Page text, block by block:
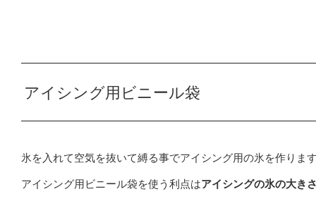
アイシング用ビニール袋
氷を入れて空気を抜いて縛る事でアイシング用の氷を作りま
アイシング用ビニール袋を使う利点はアイシングの氷の大き